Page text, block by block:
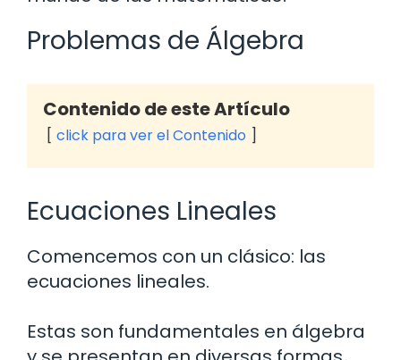
Problemas de Álgebra
Contenido de este Artículo
click para ver el Contenido
Ecuaciones Lineales
Comencemos con un clásico: las
ecuaciones lineales.
Estas son fundamentales en álgebra